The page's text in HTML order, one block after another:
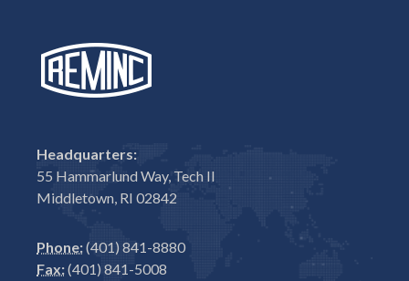
Headquarters:
55 Hammarlund Way, Tech II
Middletown, RI 02842
Phone:(401) 841-8880
Fax:(401) 841-5008